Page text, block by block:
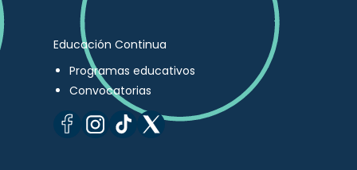
Educación Continua
Programas educativos
Convocatorias